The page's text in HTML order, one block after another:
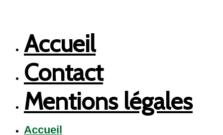
Accueil
Contact
Mentions légales
Accueil